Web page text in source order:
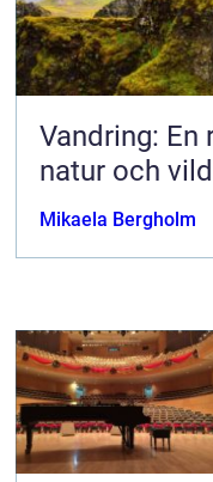
Vandring: En
natur och
Mikaela Bergholm